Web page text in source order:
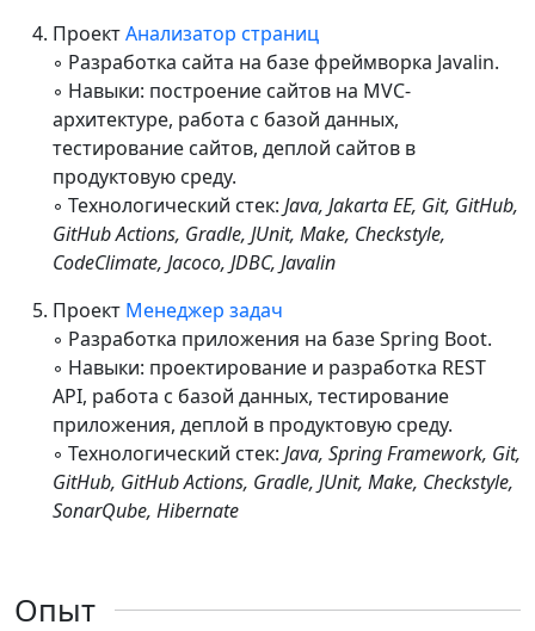
ПроектАнализатор страниц
◦ Разработка сайта на базе фреймворка Javalin.
◦ Навыки: построение сайтов на MVC-
архитектуре, работа с базой данных,
тестирование сайтов, деплой сайтов в
продуктовую среду.
◦ Технологический стек: Java, Jakarta EE, Git, GitHub,
GitHub Actions, Gradle, JUnit, Make, Checkstyle,
CodeClimate, Jacoco, JDBC, Javalin
Проект Менеджер задач
◦ Разработка приложения на базе Spring Boot.
◦ Навыки: проектирование и разработка REST
API, работа с базой данных, тестирование
приложения, деплой в продуктовую среду.
◦ Технологический стек: Java, Spring Framework, Git,
GitHub, GitHub Actions, Gradle, JUnit, Make, Checkstyle,
SonarQube, Hibernate
Опыт